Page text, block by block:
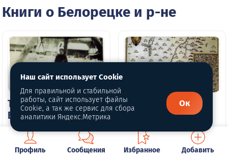
Книги о Белорецке и р-не
Том 1. Глава 2.
Башкиры
Матвеева К. А.
Том 1. Глава 3.
Заводы
Матвеева К. А.
Профиль Сообщения Избранное Добавить
Наш сайт использует Cookie
Для правильной и стабильной
работы, сайт использует файлы
Cookie, а так же сервис для сбора
аналитики Яндекс.Метрика
Ок